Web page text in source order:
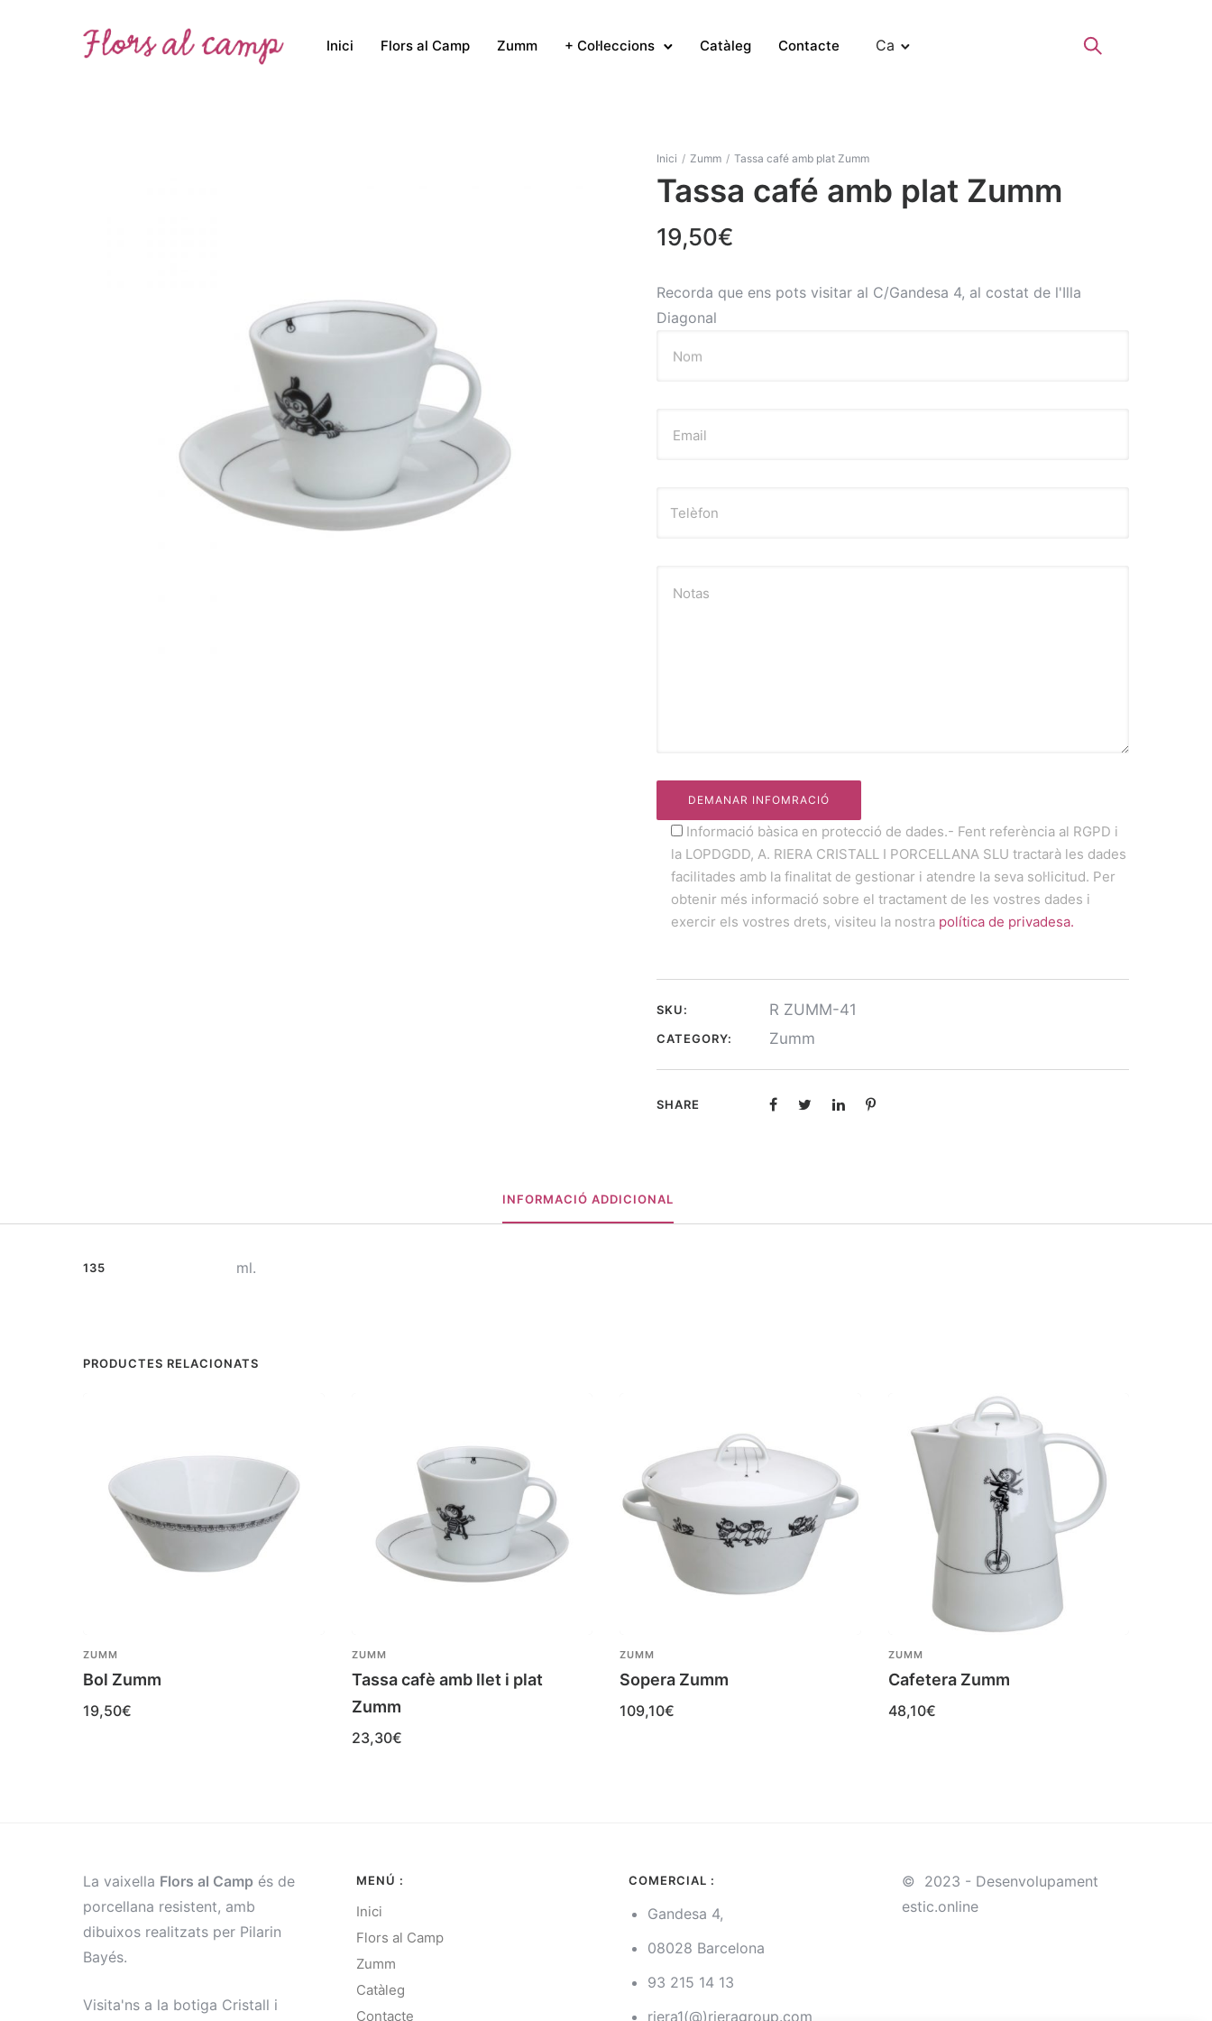
Inici Flors al Camp Zumm + Col·leccions Catàleg Contacte Ca
Inici / Zumm / Tassa café amb plat Zumm
Tassa café amb plat Zumm
19,50€
Recorda que ens pots visitar al C/Gandesa 4, al costat de l'Illa
Diagonal
Nom
Email
Notas
Informació bàsica en protecció de dades.- Fent referència al RGPD i
la LOPDGDD, A. RIERA CRISTALL I PORCELLANA SLU tractarà les dades
facilitades amb la finalitat de gestionar i atendre la seva sol·licitud. Per
obtenir més informació sobre el tractament de les vostres dades i
exercir els vostres drets, visiteu la nostra política de privadesa.
SKU: R ZUMM-41
CATEGORY: Zumm
SHARE
INFORMACIÓ ADDICIONAL
135 ml.
PRODUCTES RELACIONATS
ZUMM
Bol Zumm
19,50€
ZUMM
Tassa cafè amb llet i plat
Zumm
23,30€
ZUMM
Sopera Zumm
109,10€
ZUMM
Cafetera Zumm
48,10€
La vaixella Flors al Camp és de
porcellana resistent, amb
dibuixos realitzats per Pilarin
Bayés.
Visita'ns a la botiga Cristall i
MENÚ :
Inici
Flors al Camp
Zumm
Catàleg
Contacte
COMERCIAL :
Gandesa 4,
08028 Barcelona
93 215 14 13
riera1(@)rieragroup.com
© 2023 - Desenvolupament
estic.online